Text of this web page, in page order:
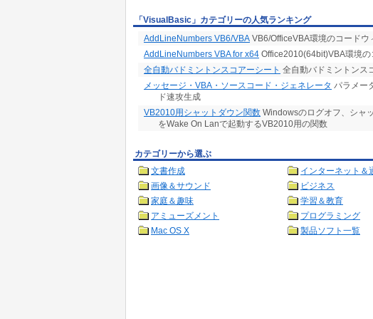
「VisualBasic」カテゴリーの人気ランキング
AddLineNumbers VB6/VBA VB6/OfficeVBA環境のコード
AddLineNumbers VBA for x64 Office2010(64bit)VBA環境
全自動バドミントンスコアーシート 全自動バドミントンス
メッセージ・VBA・ソースコード・ジェネレータ パラメー
ド速攻生成
VB2010用シャットダウン関数 Windowsのログオフ、シャ
をWake On Lanで起動するVB2010用の関数
カテゴリーから選ぶ
文書作成
インターネット＆
画像＆サウンド
ビジネス
家庭＆趣味
学習＆教育
アミューズメント
プログラミング
Mac OS X
製品ソフト一覧